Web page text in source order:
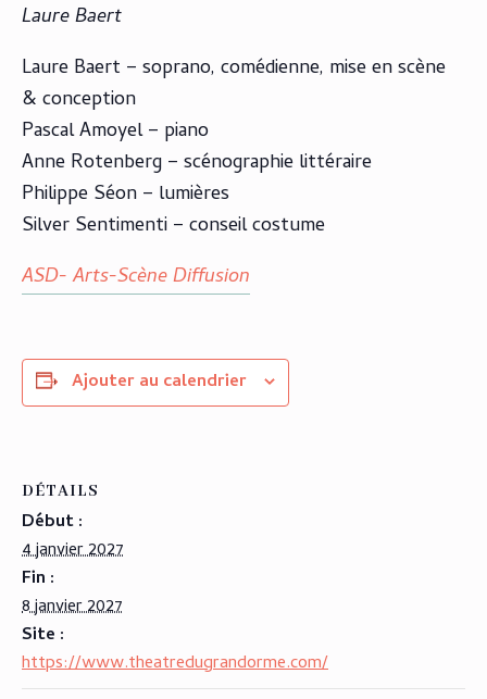
Laure Baert
Laure Baert – soprano, comédienne, mise en scène
& conception
Pascal Amoyel – piano
Anne Rotenberg – scénographie littéraire
Philippe Séon – lumières
Silver Sentimenti – conseil costume
ASD- Arts-Scène Diffusion
Ajouter au calendrier
DÉTAILS
Début :
4 janvier 2027
Fin :
8 janvier 2027
Site :
https://www.theatredugrandorme.com/